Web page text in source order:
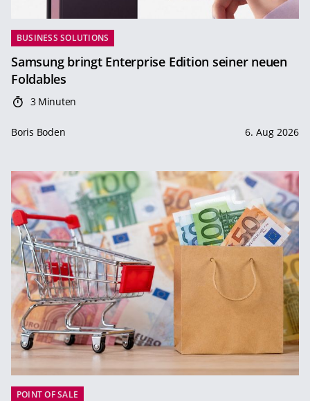
BUSINESS SOLUTIONS
Samsung bringt Enterprise Edition seiner neuen
Foldables
3 Minuten
Boris Boden 6. Aug 2026
POINT OF SALE